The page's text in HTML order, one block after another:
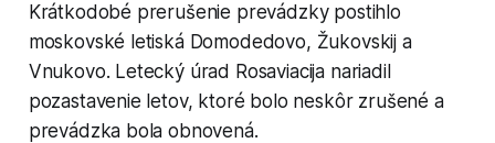
Krátkodobé prerušenie prevádzky postihlo
moskovské letiská Domodedovo, Žukovskij a
Vnukovo. Letecký úrad Rosaviacija nariadil
pozastavenie letov, ktoré bolo neskôr zrušené a
prevádzka bola obnovená.